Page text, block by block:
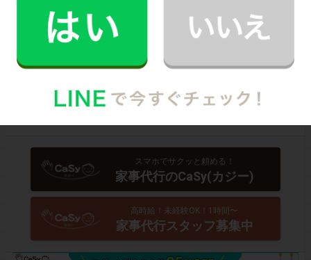
CaSyジャーナル編集部
スマホでサクッと頼める！
家事代行のCaSy(カジー)
高時給！未経験OK！1時間〜
家事代行スタッフ募集中